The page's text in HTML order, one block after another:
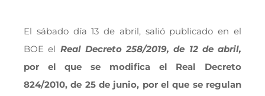
El sábado día 13 de abril, salió publicado en el
BOE el Real Decreto 258/2019, de 12 de abril,
por el que se modifica el Real Decreto
824/2010, de 25 de junio, por el que se regulan